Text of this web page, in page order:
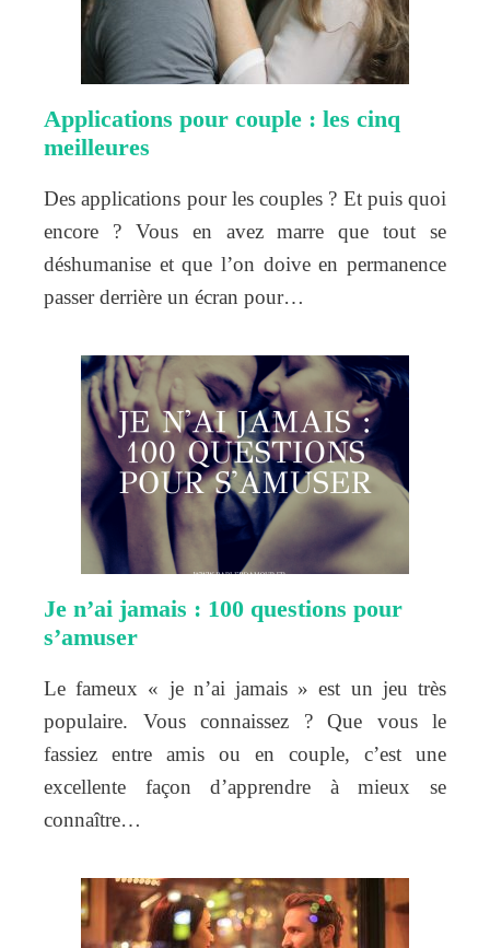
Applications pour couple : les cinq
meilleures
Des applications pour les couples ? Et puis quoi
encore ? Vous en avez marre que tout se
déshumanise et que l’on doive en permanence
passer derrière un écran pour…
Je n’ai jamais : 100 questions pour
s’amuser
Le fameux « je n’ai jamais » est un jeu très
populaire. Vous connaissez ? Que vous le
fassiez entre amis ou en couple, c’est une
excellente façon d’apprendre à mieux se
connaître…